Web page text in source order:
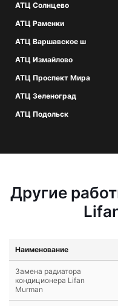
АТЦ Солнцево
АТЦ Раменки
АТЦ Варшавское ш
АТЦ Измайлово
АТЦ Проспект Мира
АТЦ Зеленоград
АТЦ Подольск
Другие
Наименование
Замена радиатора
кондиционера Lifan
Murman